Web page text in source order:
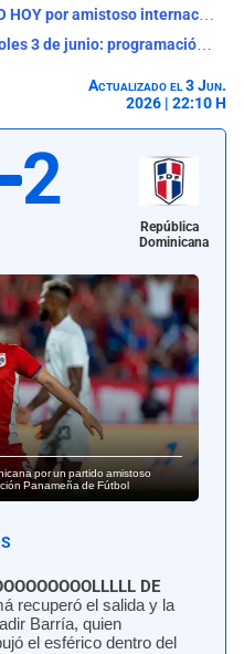
Países Bajos vs Argelia EN VIVO HOY por amistoso internacional: alineaciones, horarios y dónde ver
Partidos de hoy EN VIVO, miércoles 3 de junio: programación, horarios y canales de TV para ver fútbol gratis
Actualizado el 3 Jun.
2026 | 22:10 H
2
República
Dominicana
por un partido amistoso
Panameña de Fútbol
DE
recuperó el salida y la
Barría, quien
el esférico dentro del